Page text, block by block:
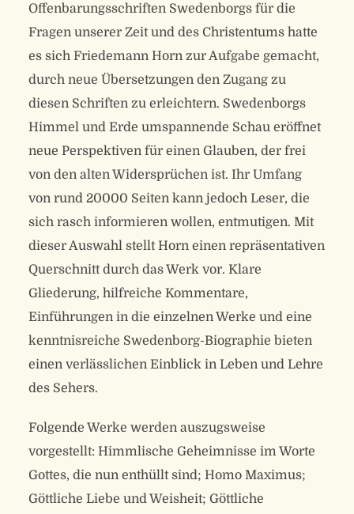
Offenbarungsschriften Swedenborgs für die
Fragen unserer Zeit und des Christentums hatte
es sich Friedemann Horn zur Aufgabe gemacht,
durch neue Übersetzungen den Zugang zu
diesen Schriften zu erleichtern. Swedenborgs
Himmel und Erde umspannende Schau eröffnet
neue Perspektiven für einen Glauben, der frei
von den alten Widersprüchen ist. Ihr Umfang
von rund 20000 Seiten kann jedoch Leser, die
sich rasch informieren wollen, entmutigen. Mit
dieser Auswahl stellt Horn einen repräsentativen
Querschnitt durch das Werk vor. Klare
Gliederung, hilfreiche Kommentare,
Einführungen in die einzelnen Werke und eine
kenntnisreiche Swedenborg-Biographie bieten
einen verlässlichen Einblick in Leben und Lehre
des Sehers.
Folgende Werke werden auszugsweise
vorgestellt: Himmlische Geheimnisse im Worte
Gottes, die nun enthüllt sind; Homo Maximus;
Göttliche Liebe und Weisheit; Göttliche